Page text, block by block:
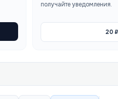
получайте уведомления.
20